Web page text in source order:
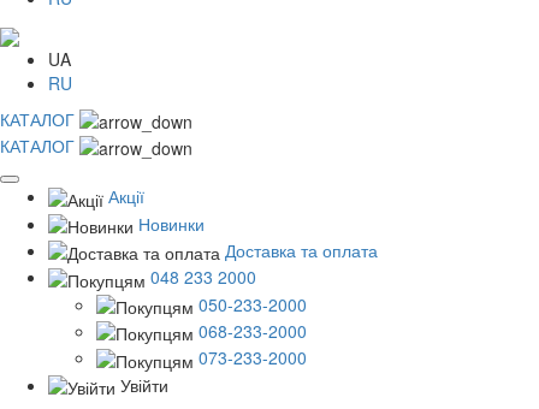
UA
RU
КАТАЛОГ
КАТАЛОГ
Акції
Новинки
Доставка та оплата
048 233 2000
050-233-2000
068-233-2000
073-233-2000
Увійти